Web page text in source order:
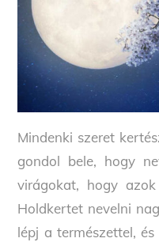
Mindenki szeret
gondol bele, hogy
virágokat, hogy
Holdkertet nevelni
lépj a természettel,